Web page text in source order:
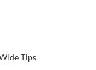
Tips